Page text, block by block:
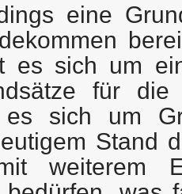
eine
es sich um
für die
es sich um
Stand
weiterem